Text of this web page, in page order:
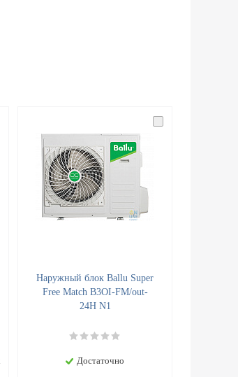
Наружный блок Ballu Super
Free Match B3OI-FM/out-
24H N1
Достаточно